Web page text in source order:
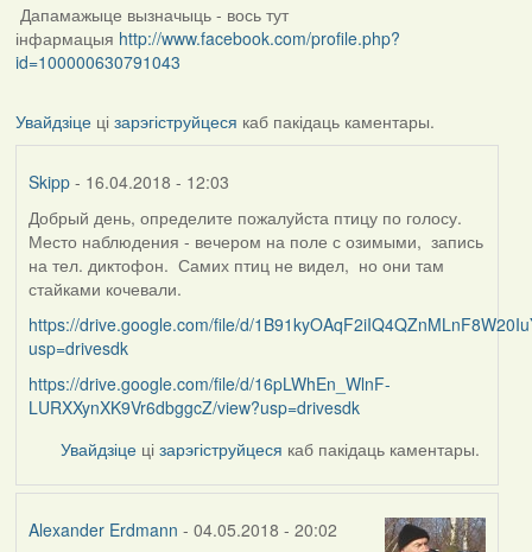
Дапамажыце вызначыць - вось тут
інфармацыя http://www.facebook.com/profile.php?
id=100000630791043
Увайдзіцеці зарэгіструйцеся каб пакідаць каментары.
Skipp- 16.04.2018 - 12:03
Добрый день, определите пожалуйста птицу по голосу.
Место наблюдения - вечером на поле с озимыми, запись
на тел. диктофон. Самих птиц не видел, но они там
стайками кочевали.
https://drive.google.com/file/d/
usp=drivesdk
https://drive.google.com/file/d/16pLWhEn_WlnF-
LURXXynXK9Vr6dbggcZ/view?usp=drivesdk
Увайдзіце цізарэгіструйцеся каб пакідаць каментары.
Alexander Erdmann - 04.05.2018 - 20:02